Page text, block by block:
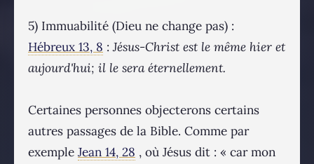
5) Immuabilité (Dieu ne change pas) :
Hébreux 13, 8 :Jésus-Christ est le même hier et
aujourd'hui; il le sera éternellement.
Certaines personnes objecterons certains
autres passages de la Bible. Comme par
exemple Jean 14, 28 , où Jésus dit : « car mon